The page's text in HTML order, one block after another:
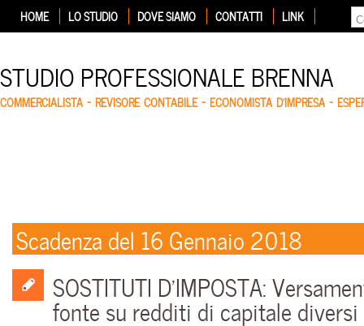
HOME LO STUDIO DOVE SIAMO CONTATTI LINK
STUDIO PROFESSIONALE BRENNA
COMMERCIALISTA – REVISORE CONTABILE – ECONOMISTA D'IMPRESA –
Scadenza del 16 Gennaio 2018
SOSTITUTI D’IMPOSTA:
fonte su redditi di capitale diversi